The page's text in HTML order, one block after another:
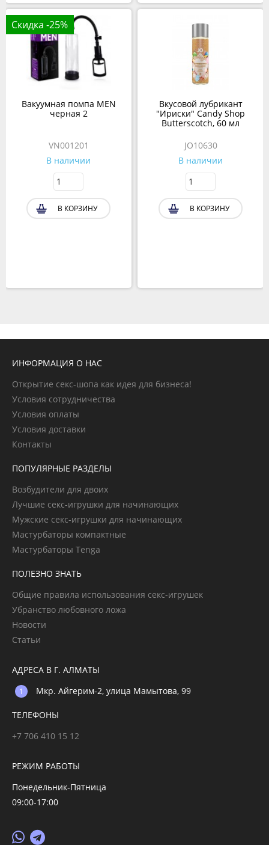
Скидка -25%
Вакуумная помпа MEN
черная 2
VN001201
В наличии
В КОРЗИНУ
Вкусовой лубрикант
"Ириски" Candy Shop
Butterscotch, 60 мл
JO10630
В наличии
В КОРЗИНУ
ИНФОРМАЦИЯ О НАС
Открытие секс-шопа как идея для бизнеса!
Условия сотрудничества
Условия оплаты
Условия доставки
Контакты
ПОПУЛЯРНЫЕ РАЗДЕЛЫ
Возбудители для двоих
Лучшие секс-игрушки для начинающих
Мужские секс-игрушки для начинающих
Мастурбаторы компактные
Мастурбаторы Tenga
ПОЛЕЗНО ЗНАТЬ
Общие правила использования секс-игрушек
Убранство любовного ложа
Новости
Статьи
АДРЕСА В Г. АЛМАТЫ
Мкр. Айгерим-2, улица Мамытова, 99
ТЕЛЕФОНЫ
+7 706 410 15 12
РЕЖИМ РАБОТЫ
Понедельник-Пятница
09:00-17:00